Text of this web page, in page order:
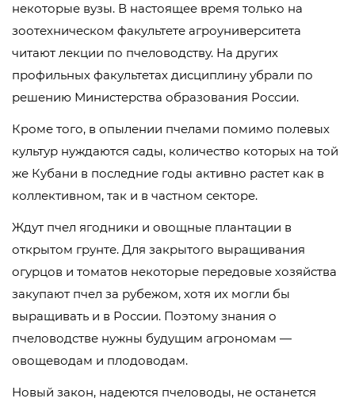
некоторые вузы. В настоящее время только на
зоотехническом факультете агроуниверситета
читают лекции по пчеловодству. На других
профильных факультетах дисциплину убрали по
решению Министерства образования России.
Кроме того, в опылении пчелами помимо полевых
культур нуждаются сады, количество которых на той
же Кубани в последние годы активно растет как в
коллективном, так и в частном секторе.
Ждут пчел ягодники и овощные плантации в
открытом грунте. Для закрытого выращивания
огурцов и томатов некоторые передовые хозяйства
закупают пчел за рубежом, хотя их могли бы
выращивать и в России. Поэтому знания о
пчеловодстве нужны будущим агрономам —
овощеводам и плодоводам.
Новый закон, надеются пчеловоды, не останется